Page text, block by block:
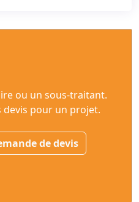
ou un sous-traitant.
devis pour un projet.
de devis